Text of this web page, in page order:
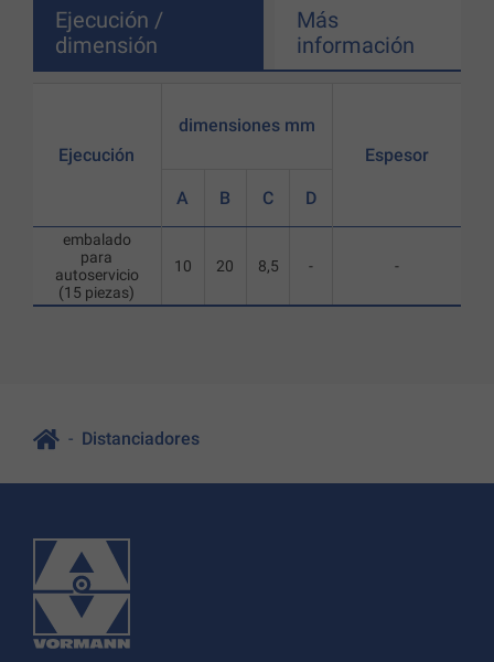
Ejecución /
dimensión
Más
información
Ejecución
embalado
para
autoservicio
(15 piezas)
dimensiones mm
A B C D
10 20 8,5 -
Espesor
-
Distanciadores